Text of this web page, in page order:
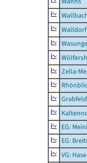
Walldorf
Zella-
Grabfeld
EG:
EG:
VG: